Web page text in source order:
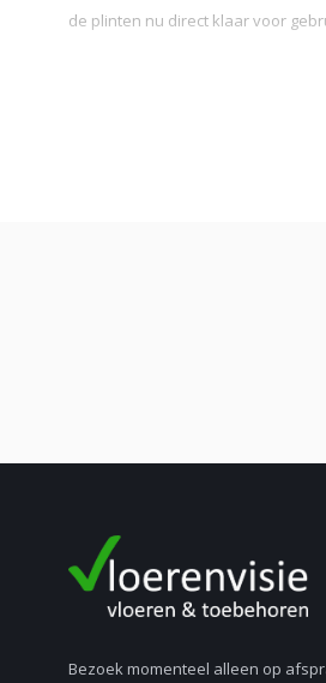
de plinten nu direct klaar voor
De plinten met de bekendste
Liever een donkere plint? Dan zijn
Bezoek momenteel alleen op